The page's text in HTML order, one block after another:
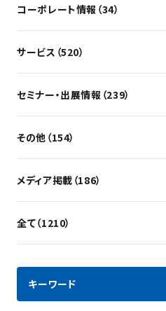
コーポレート情報（34）
サービス（520）
セミナー・出展情報（239）
その他（154）
メディア掲載（186）
全て（1210）
キーワード